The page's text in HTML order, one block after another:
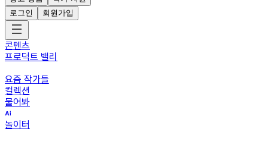
로그인
회원가입
콘텐츠
프로덕트 밸리
요즘 작가들
컬렉션
물어봐
놀이터